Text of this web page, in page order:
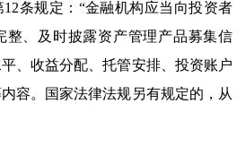
条规定：“金融机构应当向投资者
整、及时披露资产管理产品募集信
、收益分配、托管安排、投资账户
容。国家法律法规另有规定的，从